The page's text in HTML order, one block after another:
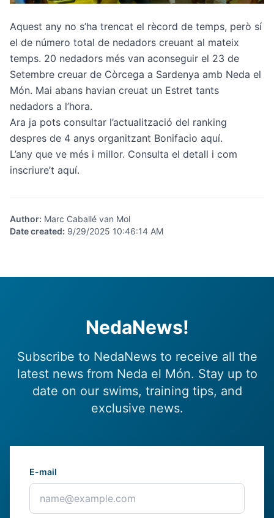
Aquest any no s’ha trencat el rècord de temps, però sí
el de número total de nedadors creuant al mateix
temps. 20 nedadors més van aconseguir el 23 de
Setembre creuar de Còrcega a Sardenya amb Neda el
Món. Mai abans havian creuat un Estret tants
nedadors a l’hora.
Ara ja pots consultar l’actualització del ranking
despres de 4 anys organitzant Bonifacio aquí.
L’any que ve més i millor. Consulta el detall i com
inscriure’t aquí.
Author: Marc Caballé van Mol
Date created: 9/29/2025 10:46:14 AM
NedaNews!
Subscribe to NedaNews to receive all the
latest news from Neda el Món. Stay up to
date on our swims, training tips, and
exclusive news.
E-mail